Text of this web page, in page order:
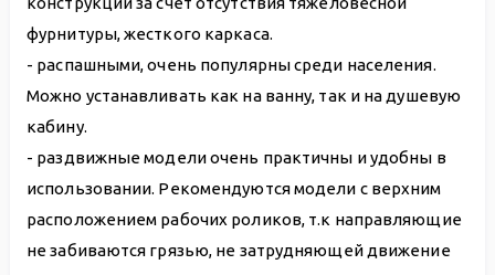
фурнитуры, жесткого каркаса.
- распашными, очень популярны среди населения.
Можно устанавливать как на ванну, так и на душевую
кабину.
- раздвижные модели очень практичны и удобны в
использовании. Рекомендуются модели с верхним
расположением рабочих роликов, т.к направляющие
не забиваются грязью, не затрудняющей движение